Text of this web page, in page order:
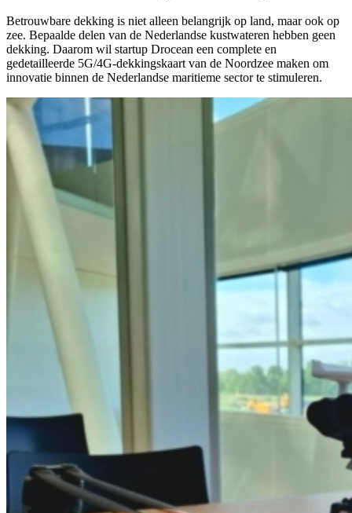
Betrouwbare dekking is niet alleen belangrijk op land, maar ook op
zee. Bepaalde delen van de Nederlandse kustwateren hebben geen
dekking. Daarom wil startup Drocean een complete en
gedetailleerde 5G/4G-dekkingskaart van de Noordzee maken om
innovatie binnen de Nederlandse maritieme sector te stimuleren.